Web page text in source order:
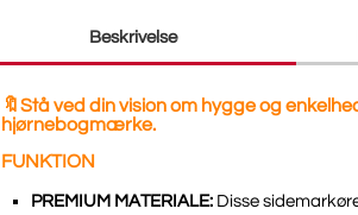
Beskrivelse
🔖Stå ved din vision om hygge og
hjørnebogmærke.
FUNKTION
PREMIUM MATERIALE: Disse